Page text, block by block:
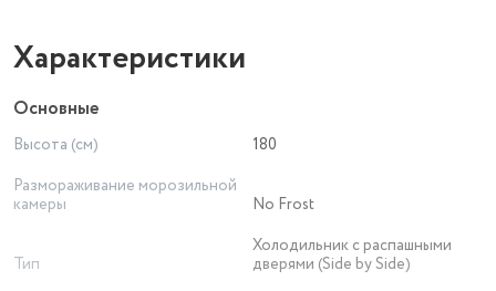
Характеристики
Основные
Высота (см)
180
Размораживание морозильной
камеры
No Frost
Тип
Холодильник с распашными
дверями (Side by Side)